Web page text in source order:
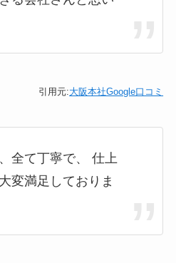
引用元:大阪本社Google口コミ
全て丁寧で、 仕上
変満足しておりま